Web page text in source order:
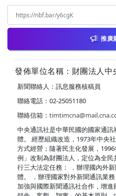
推廣
發佈單位名稱：財團法人中
新聞聯絡人：訊息服務核稿員
聯絡電話：02-25051180
聯絡信箱：
中央通訊社是中華民國的國家通
體。 經歷組織改造，1973年中央
方式經營；隨著民主化發展，
例」改制為財團法人，定位為全
行三大法定任務： ．辦理國內外
體。 ．辦理國家對外新聞通訊業
加強與國際新聞通訊社合作，增進